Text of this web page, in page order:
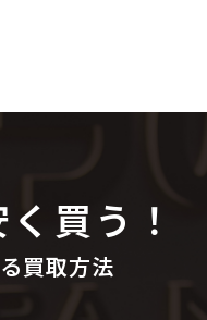
買う！
買取方法